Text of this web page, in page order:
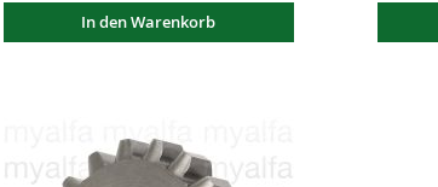
In den Warenkorb